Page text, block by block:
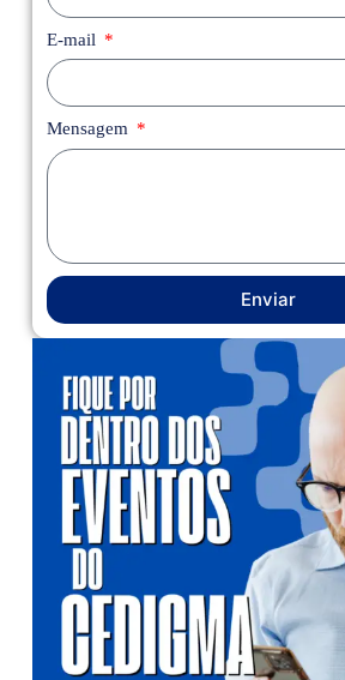
E-mail
Mensagem
Enviar